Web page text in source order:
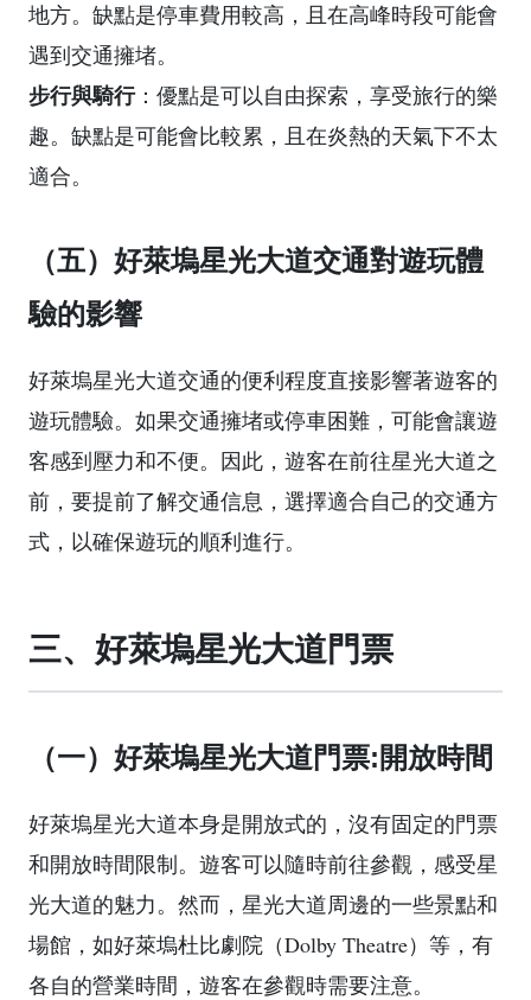
地方。缺點是停車費用較高，且在高峰時段可能會
遇到交通擁堵。
步行與騎行：優點是可以自由探索，享受旅行的樂
趣。缺點是可能會比較累，且在炎熱的天氣下不太
適合。
（五）好萊塢星光大道交通對遊玩體
驗的影響
好萊塢星光大道交通的便利程度直接影響著遊客的
遊玩體驗。如果交通擁堵或停車困難，可能會讓遊
客感到壓力和不便。因此，遊客在前往星光大道之
前，要提前了解交通信息，選擇適合自己的交通方
式，以確保遊玩的順利進行。
三、好萊塢星光大道門票
（一）好萊塢星光大道門票:開放時間
好萊塢星光大道本身是開放式的，沒有固定的門票
和開放時間限制。遊客可以隨時前往參觀，感受星
光大道的魅力。然而，星光大道周邊的一些景點和
場館，如好萊塢杜比劇院（Dolby Theatre）等，有
各自的營業時間，遊客在參觀時需要注意。